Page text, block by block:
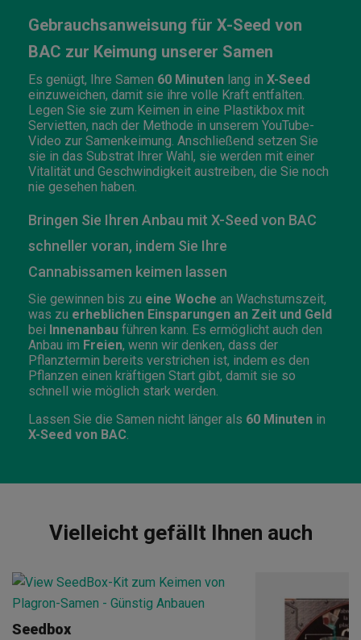
Gebrauchsanweisung für X-Seed von
BAC zur Keimung unserer Samen
Es genügt, Ihre Samen 60 Minuten lang in X-Seed
einzuweichen, damit sie ihre volle Kraft entfalten.
Legen Sie sie zum Keimen in eine Plastikbox mit
Servietten, nach der Methode in unserem YouTube-
Video zur Samenkeimung. Anschließend setzen Sie
sie in das Substrat Ihrer Wahl, sie werden mit einer
Vitalität und Geschwindigkeit austreiben, die Sie noch
nie gesehen haben.
Bringen Sie Ihren Anbau mit X-Seed von BAC
schneller voran, indem Sie Ihre
Cannabissamen keimen lassen
Sie gewinnen bis zu eine Woche an Wachstumszeit,
was zu erheblichen Einsparungen an Zeit und Geld
bei Innenanbau führen kann. Es ermöglicht auch den
Anbau im Freien, wenn wir denken, dass der
Pflanztermin bereits verstrichen ist, indem es den
Pflanzen einen kräftigen Start gibt, damit sie so
schnell wie möglich stark werden.
Lassen Sie die Samen nicht länger als 60 Minuten in
X-Seed von BAC
Vielleicht gefällt Ihnen auch
Seedbox